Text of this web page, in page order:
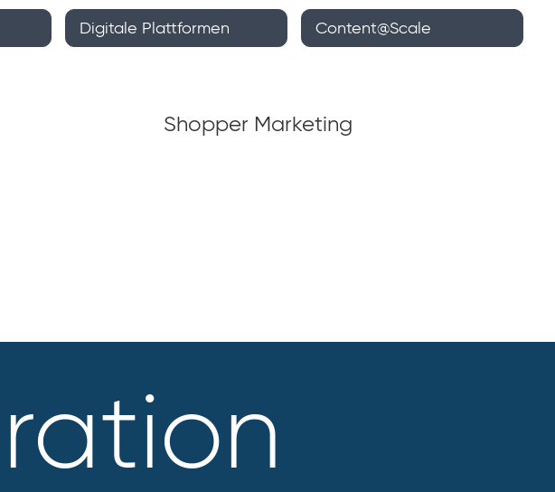
Digitale Plattformen Content@Scale
Shopper Marketing